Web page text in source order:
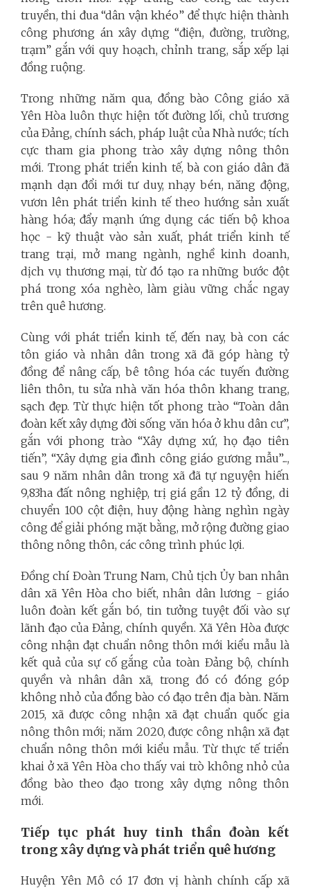
truyền, thi đua “dân vận khéo” để thực hiện thành
công phương án xây dựng “điện, đường, trường,
trạm” gắn với quy hoạch, chỉnh trang, sắp xếp lại
đồng ruộng.
Trong những năm qua, đồng bào Công giáo xã
Yên Hòa luôn thực hiện tốt đường lối, chủ trương
của Đảng, chính sách, pháp luật của Nhà nước; tích
cực tham gia phong trào xây dựng nông thôn
mới. Trong phát triển kinh tế, bà con giáo dân đã
mạnh dạn đổi mới tư duy, nhạy bén, năng động,
vươn lên phát triển kinh tế theo hướng sản xuất
hàng hóa; đẩy mạnh ứng dụng các tiến bộ khoa
học - kỹ thuật vào sản xuất, phát triển kinh tế
trang trại, mở mang ngành, nghề kinh doanh,
dịch vụ thương mại, từ đó tạo ra những bước đột
phá trong xóa nghèo, làm giàu vững chắc ngay
trên quê hương.
Cùng với phát triển kinh tế, đến nay, bà con các
tôn giáo và nhân dân trong xã đã góp hàng tỷ
đồng để nâng cấp, bê tông hóa các tuyến đường
liên thôn, tu sửa nhà văn hóa thôn khang trang,
sạch đẹp. Từ thực hiện tốt phong trào “Toàn dân
đoàn kết xây dựng đời sống văn hóa ở khu dân cư”,
gắn với phong trào “Xây dựng xứ, họ đạo tiên
tiến”, “Xây dựng gia đình công giáo gương mẫu”...,
sau 9 năm nhân dân trong xã đã tự nguyện hiến
9,83ha đất nông nghiệp, trị giá gần 12 tỷ đồng, di
chuyển 100 cột điện, huy động hàng nghìn ngày
công để giải phóng mặt bằng, mở rộng đường giao
thông nông thôn, các công trình phúc lợi.
Đồng chí Đoàn Trung Nam, Chủ tịch Ủy ban nhân
dân xã Yên Hòa cho biết, nhân dân lương - giáo
luôn đoàn kết gắn bó, tin tưởng tuyệt đối vào sự
lãnh đạo của Đảng, chính quyền. Xã Yên Hòa được
công nhận đạt chuẩn nông thôn mới kiểu mẫu là
kết quả của sự cố gắng của toàn Đảng bộ, chính
quyền và nhân dân xã, trong đó có đóng góp
không nhỏ của đồng bào có đạo trên địa bàn. Năm
2015, xã được công nhận xã đạt chuẩn quốc gia
nông thôn mới; năm 2020, được công nhận xã đạt
chuẩn nông thôn mới kiểu mẫu. Từ thực tế triển
khai ở xã Yên Hòa cho thấy vai trò không nhỏ của
đồng bào theo đạo trong xây dựng nông thôn
mới.
Tiếp tục phát huy tinh thần đoàn kết
trong xây dựng và phát triển quê hương
Huyện Yên Mô có 17 đơn vị hành chính cấp xã